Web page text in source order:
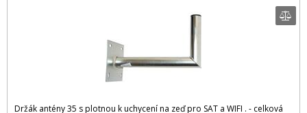
Držák antény 35 s plotnou k uchycení na zeď pro SAT a WIFI . - celková